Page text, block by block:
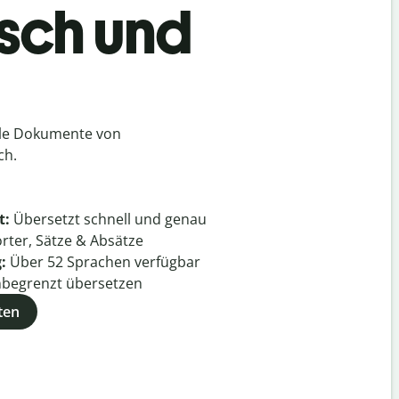
und
Dokumente von
Übersetzt schnell und genau
Sätze & Absätze
Über 52Sprachen verfügbar
übersetzen